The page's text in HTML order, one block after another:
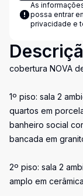
As
possa entrar
privacidade e
cobertura NOVA
1º piso: sala 2
quartos em
banheiro social
bancada em
2º piso: sala 2
amplo em cerâmica